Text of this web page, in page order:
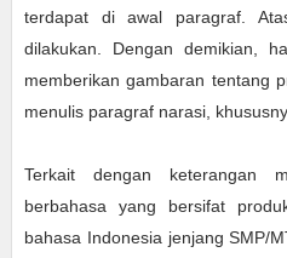
terdapat di awal paragraf.
dilakukan. Dengan demikian,
memberikan gambaran tentang
menulis paragraf narasi,
Terkait dengan keterangan
berbahasa yang bersifat
bahasa Indonesia jenjang SMP/